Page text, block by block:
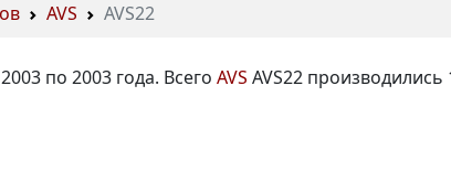
AVS AVS22
по 2003 года. Всего AVS AVS22 производились